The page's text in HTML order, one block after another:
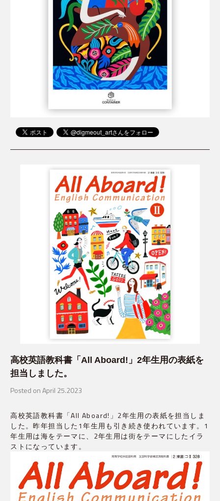
高校英語教科書「All Aboard!」2年生用の表紙を
担当しました。
Posted on April 25.2023
高校英語教科書「All Aboard!」2年生用の表紙を担当しま
した。昨年担当した1年生用も引き続き使われています。1
年生用は海をテーマに、2年生用は街をテーマにしたイラ
ストになっています。